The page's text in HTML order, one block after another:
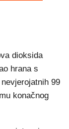
dioksida
hrana s
99
konačnog